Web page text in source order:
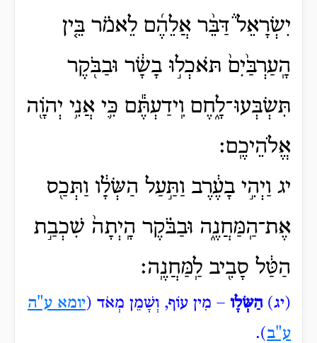
יִשְׂרָאֵל֒ דַּבֵּ֨ר אֲלֵהֶ֜ם לֵאמֹ֗ר בֵּ֤ין
הָֽעַרְבַּ֙יִם֙ תֹּאכְל֣וּ בָשָׂ֔ר וּבַבֹּ֖קֶר
תִּשְׂבְּעוּ־לָ֑חֶם וִֽידַעְתֶּ֕ם כִּ֛י אֲנִ֥י יְהֹוָ֖ה
אֱלֹהֵיכֶֽם׃
יג וַיְהִ֣י בָעֶ֔רֶב וַתַּ֣עַל הַשְּׂלָ֔ו וַתְּכַ֖ס
אֶת־הַֽמַּחֲנֶ֑ה וּבַבֹּ֗קֶר הָֽיְתָה֙ שִׁכְבַ֣ת
הַטַּ֔ל סָבִ֖יב לַֽמַּחֲנֶֽה׃
(יג) הַשְּׂלָו – מִין עוֹף, וְשָׁמֵן מְאֹד (יומא ע"ה
ע"ב).